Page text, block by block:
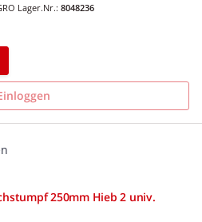
Lager.Nr.: 8048236
250mm Hieb 2 univ.